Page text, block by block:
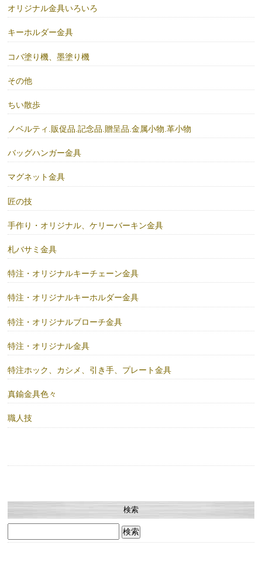
オリジナル金具いろいろ
キーホルダー金具
コバ塗り機、墨塗り機
その他
ちい散歩
ノベルティ.販促品.記念品.贈呈品.金属小物.革小物
バッグハンガー金具
マグネット金具
匠の技
手作り・オリジナル、ケリーバーキン金具
札バサミ金具
特注・オリジナルキーチェーン金具
特注・オリジナルキーホルダー金具
特注・オリジナルブローチ金具
特注・オリジナル金具
特注ホック、カシメ、引き手、プレート金具
真鍮金具色々
職人技
検索
索: